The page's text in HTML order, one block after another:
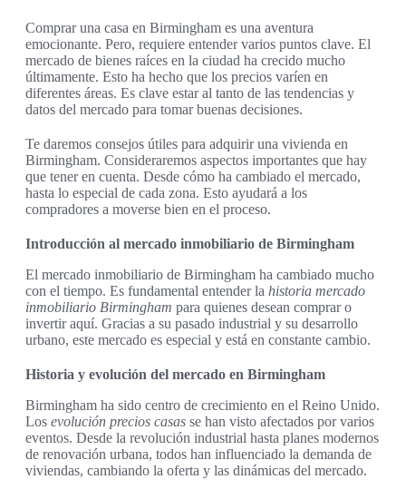
Comprar una casa en Birmingham es una aventura
emocionante. Pero, requiere entender varios puntos clave. El
mercado de bienes raíces en la ciudad ha crecido mucho
últimamente. Esto ha hecho que los precios varíen en
diferentes áreas. Es clave estar al tanto de las tendencias y
datos del mercado para tomar buenas decisiones.
Te daremos consejos útiles para adquirir una vivienda en
Birmingham. Consideraremos aspectos importantes que hay
que tener en cuenta. Desde cómo ha cambiado el mercado,
hasta lo especial de cada zona. Esto ayudará a los
compradores a moverse bien en el proceso.
Introducción al mercado inmobiliario de Birmingham
El mercado inmobiliario de Birmingham ha cambiado mucho
con el tiempo. Es fundamental entender la historia mercado
inmobiliario Birmingham para quienes desean comprar o
invertir aquí. Gracias a su pasado industrial y su desarrollo
urbano, este mercado es especial y está en constante cambio.
Historia y evolución del mercado en Birmingham
Birmingham ha sido centro de crecimiento en el Reino Unido.
Los evolución precios casas se han visto afectados por varios
eventos. Desde la revolución industrial hasta planes modernos
de renovación urbana, todos han influenciado la demanda de
viviendas, cambiando la oferta y las dinámicas del mercado.